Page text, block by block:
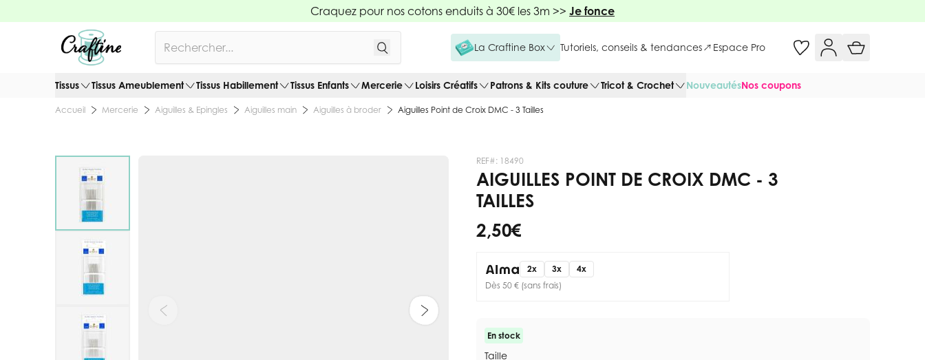
Craquez pour nos cotons enduits à 30€ les 3m >> Je fonce
La Craftine Box Tutoriels, conseils & tendances Espace Pro
Tissus Tissus Ameublement Tissus Habillement Tissus Enfants Mercerie Loisirs Créatifs Patrons & Kits couture Tricot & Crochet NouveautésNos coupons
Accueil Mercerie Aiguilles & Epingles Aiguilles main Aiguilles à broder Aiguilles Point de Croix DMC - 3 Tailles
REF#: 18490
AIGUILLES POINT DE CROIX DMC - 3
TAILLES
2,50 €
2x 3x
4x
Dès 50 € (sans frais)
En stock
Taille